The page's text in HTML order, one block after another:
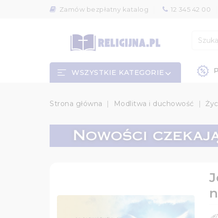
Zamów bezpłatny katalog 12 345 42 00
WSZYSTKIE KATEGORIE
Strona główna Modlitwa i duchowość